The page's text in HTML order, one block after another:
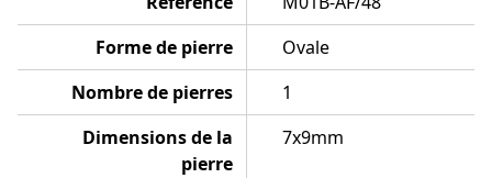
Forme de pierre
Ovale
Nombre de pierres
1
Dimensions de la
pierre
7x9mm